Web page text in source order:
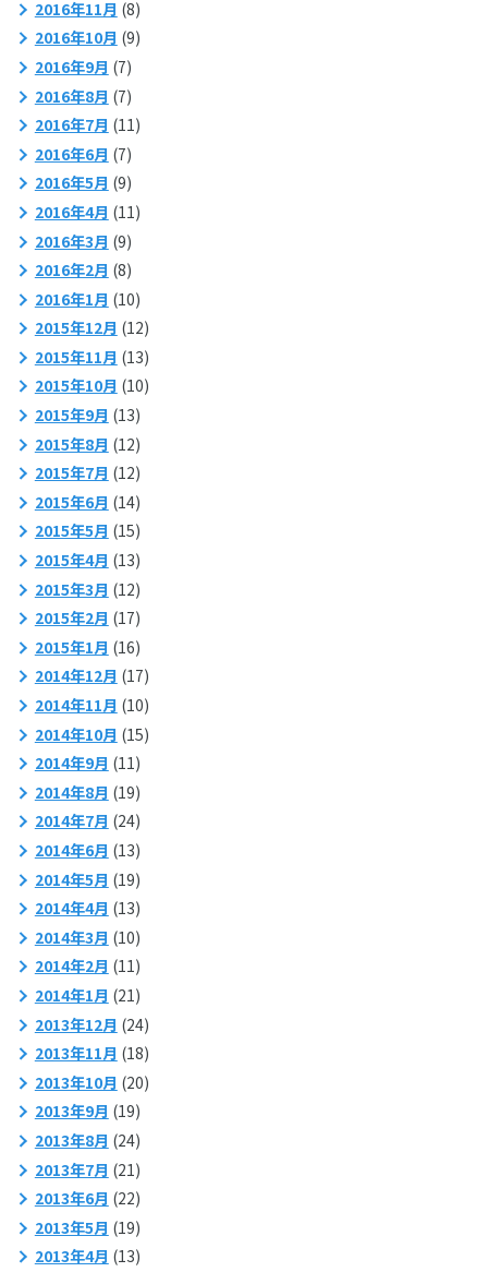
2016年11月 (8)
2016年10月 (9)
2016年9月 (7)
2016年8月 (7)
2016年7月 (11)
2016年6月 (7)
2016年5月 (9)
2016年4月 (11)
2016年3月 (9)
2016年2月 (8)
2016年1月 (10)
2015年12月 (12)
2015年11月 (13)
2015年10月 (10)
2015年9月 (13)
2015年8月 (12)
2015年7月 (12)
2015年6月 (14)
2015年5月 (15)
2015年4月 (13)
2015年3月 (12)
2015年2月 (17)
2015年1月 (16)
2014年12月 (17)
2014年11月 (10)
2014年10月 (15)
2014年9月 (11)
2014年8月 (19)
2014年7月 (24)
2014年6月 (13)
2014年5月 (19)
2014年4月 (13)
2014年3月 (10)
2014年2月 (11)
2014年1月 (21)
2013年12月 (24)
2013年11月 (18)
2013年10月 (20)
2013年9月 (19)
2013年8月 (24)
2013年7月 (21)
2013年6月 (22)
2013年5月 (19)
2013年4月 (13)